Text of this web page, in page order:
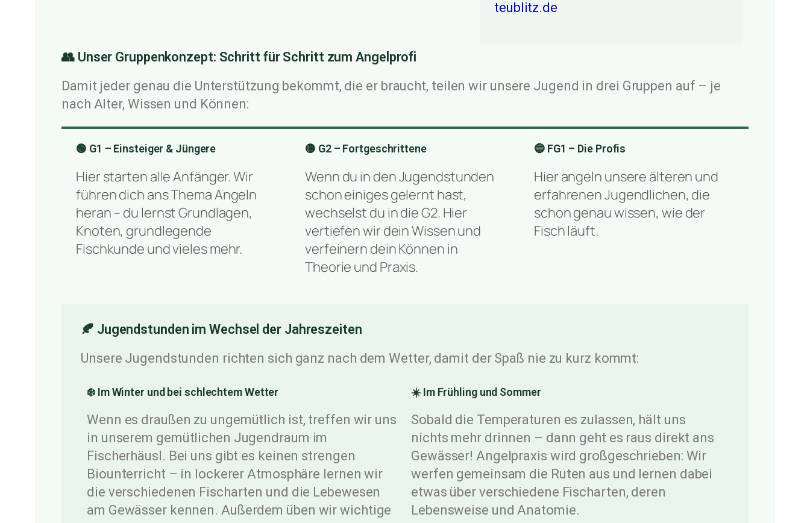
teublitz.de
👥 Unser Gruppenkonzept: Schritt für Schritt zum Angelprofi
Damit jeder genau die Unterstützung bekommt, die er braucht, teilen wir unsere Jugend in drei Gruppen auf – je
nach Alter, Wissen und Können:
🟢 G1 – Einsteiger & Jüngere
Hier starten alle Anfänger. Wir
führen dich ans Thema Angeln
heran – du lernst Grundlagen,
Knoten, grundlegende
Fischkunde und vieles mehr.
🟡 G2 – Fortgeschrittene
Wenn du in den Jugendstunden
schon einiges gelernt hast,
wechselst du in die G2. Hier
vertiefen wir dein Wissen und
verfeinern dein Können in
Theorie und Praxis.
🔵 FG1 – Die Profis
Hier angeln unsere älteren und
erfahrenen Jugendlichen, die
schon genau wissen, wie der
Fisch läuft.
🍂 Jugendstunden im Wechsel der Jahreszeiten
Unsere Jugendstunden richten sich ganz nach dem Wetter, damit der Spaß nie zu kurz kommt:
❄️ Im Winter und bei schlechtem Wetter
Wenn es draußen zu ungemütlich ist, treffen wir uns
in unserem gemütlichen Jugendraum im
Fischerhäusl. Bei uns gibt es keinen strengen
Biounterricht – in lockerer Atmosphäre lernen wir
die verschiedenen Fischarten und die Lebewesen
am Gewässer kennen. Außerdem üben wir wichtige
☀️ Im Frühling und Sommer
Sobald die Temperaturen es zulassen, hält uns
nichts mehr drinnen – dann geht es raus direkt ans
Gewässer! Angelpraxis wird großgeschrieben: Wir
werfen gemeinsam die Ruten aus und lernen dabei
etwas über verschiedene Fischarten, deren
Lebensweise und Anatomie.